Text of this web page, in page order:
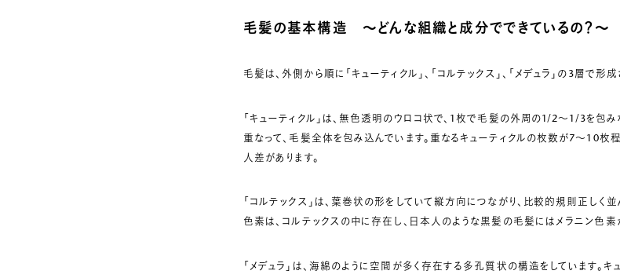
毛髪の基本構造 ～どんな組織と成分でできているの？ ～
毛髪は、外側から順に「キューティクル」、「コルテックス」、「メデュラ」の3層で形成
「キューティクル」は、無色透明のウロコ状で、1枚で毛髪の外周の1/2～1/3を包み
重なって、毛髪全体を包み込んでいます。重なるキューティクルの枚数が7～10枚
人差があります。
「コルテックス」は、葉巻状の形をしていて縦方向につながり、比較的規則正しく
色素は、コルテックスの中に存在し、日本人のような黒髪の毛髪にはメラニン色素
「メデュラ」は、海綿のように空間が多く存在する多孔質状の構造をしています。